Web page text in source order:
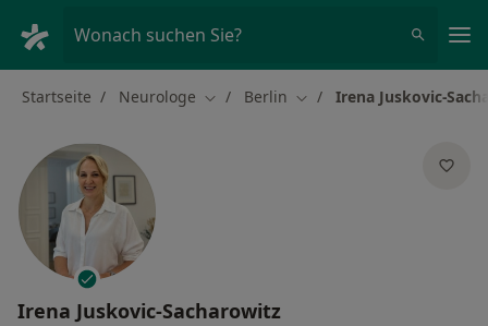
Wonach suchen Sie?
Startseite Neurologe Stadt ändern
Berlin Stadt ändern
Irena Juskovic-
Irena Juskovic-Sacharowitz